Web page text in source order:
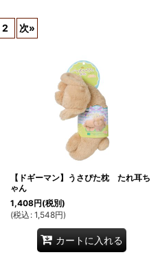
2 次»
【ドギーマン】うさぴた枕 たれ耳ち
ゃん
1,408円(税別)
(税込 : 1,548円)
カートに入れる